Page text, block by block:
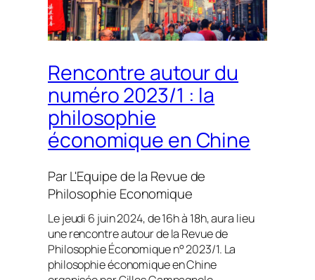
Rencontre autour du
numéro 2023/1 : la
philosophie
économique en Chine
ParL'Equipe de la Revue de
Philosophie Economique
Le jeudi 6 juin 2024, de 16h à 18h, aura lieu
une rencontre autour de la Revue de
Philosophie Économique n° 2023/1. La
philosophie économique en Chine